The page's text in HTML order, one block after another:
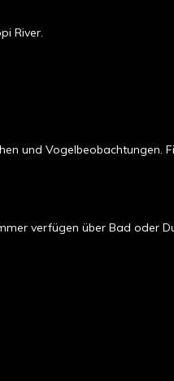
River.
und Vogelbeobachtungen.
verfügen über Bad oder